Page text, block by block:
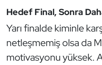
Hedef Final, Sonra
Yarı finalde kiminle
netleşmemiş olsa da
motivasyonu yüksek.
Okçuluk
Optimist